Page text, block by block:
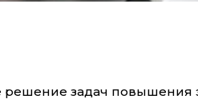
задач повышения